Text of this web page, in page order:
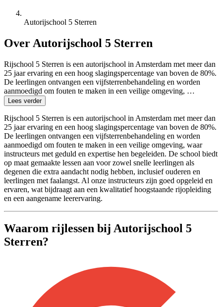
Autorijschool 5 Sterren
Over Autorijschool 5 Sterren
Rijschool 5 Sterren is een autorijschool in Amsterdam met meer dan
25 jaar ervaring en een hoog slagingspercentage van boven de 80%.
De leerlingen ontvangen een vijfsterrenbehandeling en worden
aanmoedigd om fouten te maken in een veilige omgeving, …
Lees verder
Rijschool 5 Sterren is een autorijschool in Amsterdam met meer dan
25 jaar ervaring en een hoog slagingspercentage van boven de 80%.
De leerlingen ontvangen een vijfsterrenbehandeling en worden
aanmoedigd om fouten te maken in een veilige omgeving, waar
instructeurs met geduld en expertise hen begeleiden. De school biedt
op maat gemaakte lessen aan voor zowel snelle leerlingen als
degenen die extra aandacht nodig hebben, inclusief ouderen en
leerlingen met faalangst. Al onze instructeurs zijn goed opgeleid en
ervaren, wat bijdraagt aan een kwalitatief hoogstaande rijopleiding
en een aangename leerervaring.
Waarom rijlessen bij Autorijschool 5
Sterren?